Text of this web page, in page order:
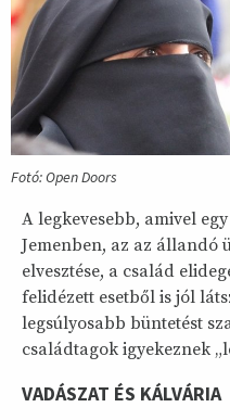
Fotó: Open Doors
A legkevesebb, amivel
Jemenben, az az állandó
elvesztése, a család
felidézett esetből is jól
legsúlyosabb büntetést
családtagok igyekeznek
VADÁSZAT ÉS KÁLVÁRIA